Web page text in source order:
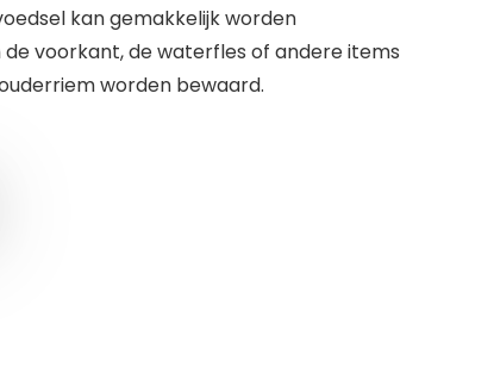
kan gemakkelijk worden
voorkant, de waterfles of andere items
worden bewaard.